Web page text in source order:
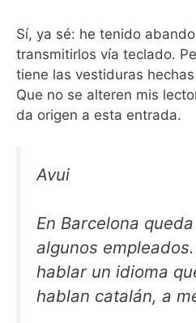
Sí, ya sé: he tenido
transmitirlos vía teclado.
tiene las vestiduras
Que no se alteren mis
da origen a esta entrada.
Avui
En Barcelona
algunos
hablar un idioma
hablan catalán, a